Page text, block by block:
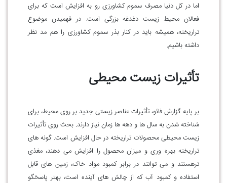
اما در کل دنیا مصرف سموم کشاورزی رو به افزایش است که برای
فعالان محیط زیست دغدغه بزرگی است. در فهمیدن موضوع
تراریخته، همیشه باید در کنار بذر سموم کشاورزی را هم مد نظر
داشته باشیم.
تأثیرات زیست محیطی
بر پایه گزارش فائو، تأثیرات عناصر زیستی جدید بر روی محیط، برای
شناخته شدن به سال ها و دهه ها زمان نیاز دارند. بحث روی تأثیرات
زیست محیطی محصولات تراریخته در حال افزایش است. گونه های
تراریخته بهره وری و میزان محصول را افزایش می دهند، مغذی
ترهستند و می توانند در برابر کمبود مواد خاک، زمین های قابل
استفاده و کمبود آب که از چالش های آینده است، بهتر پاسخگو